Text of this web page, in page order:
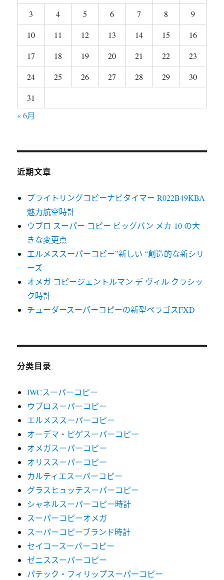
3 4 5 6 7 8
9
10
11 12 13 14 15
16
17
18 19 20 21 22
23
24
25 26 27 28 29
30
31
« 6月
近期文章
ブライトリングコピーナビタイマー R022B49KBA
魅力航空時計
ウブロ スーパー コピー ビッグバン メカ-10 の大
きな変更点
エルメススーパーコピー”新しい “創造的な新シリ
ーズ
オメガ コピージェントルマン デ ヴィル クラシッ
ク時計
チューダースーパーコピーの新型ペラゴスFXD
分类目录
IWCスーパーコピー
ウブロスーパーコピー
エルメススーパーコピー
オーデマ・ピゲスーパーコピー
オメガスーパーコピー
オリススーパーコピー
カルティエスーパーコピー
グラスヒュッテスーパーコピー
シャネルスーパーコピー時計
スーパーコピーオメガ
スーパーコピーブランド時計
セイコースーパーコピー
ゼニススーパーコピー
パテック・フィリップスーパーコピー